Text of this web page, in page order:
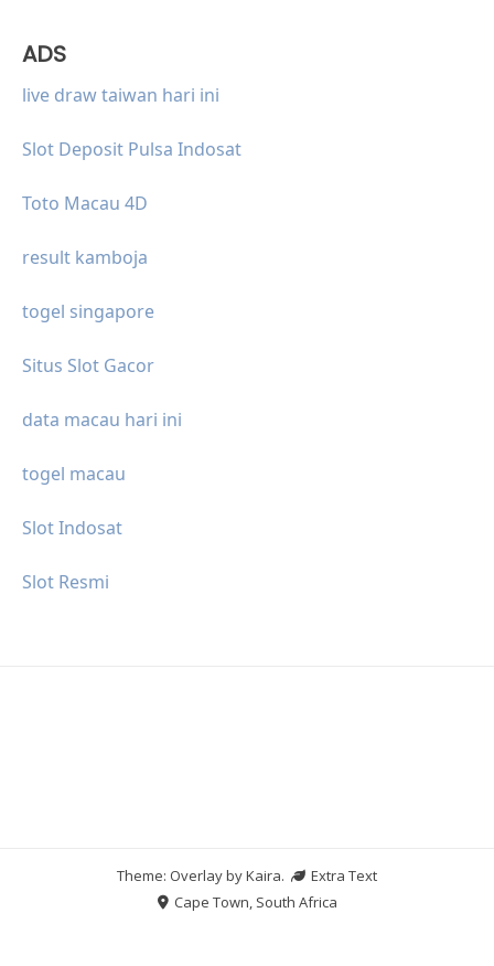
ADS
live draw taiwan hari ini
Slot Deposit Pulsa Indosat
Toto Macau 4D
result kamboja
togel singapore
Situs Slot Gacor
data macau hari ini
togel macau
Slot Indosat
Slot Resmi
Theme: Overlay byKaira.
Extra Text
Cape Town, South Africa